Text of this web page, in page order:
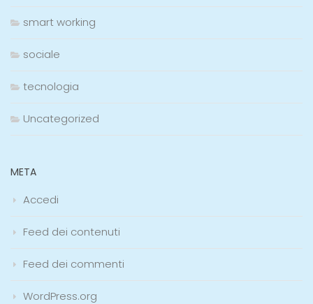
smart working
sociale
tecnologia
Uncategorized
META
Accedi
Feed dei contenuti
Feed dei commenti
WordPress.org